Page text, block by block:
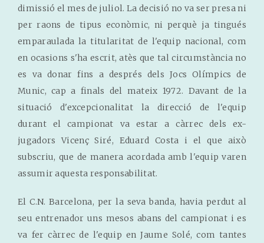
dimissió el mes de juliol. La decisió no va ser presa ni
per raons de tipus econòmic, ni perquè ja tingués
emparaulada la titularitat de l'equip nacional, com
en ocasions s'ha escrit, atès que tal circumstància no
es va donar fins a després dels Jocs Olímpics de
Munic, cap a finals del mateix 1972. Davant de la
situació d'excepcionalitat la direcció de l'equip
durant el campionat va estar a càrrec dels ex-
jugadors Vicenç Siré, Eduard Costa i el que això
subscriu, que de manera acordada amb l'equip varen
assumir aquesta responsabilitat.
El C.N. Barcelona, per la seva banda, havia perdut al
seu entrenador uns mesos abans del campionat i es
va fer càrrec de l'equip en Jaume Solé, com tantes